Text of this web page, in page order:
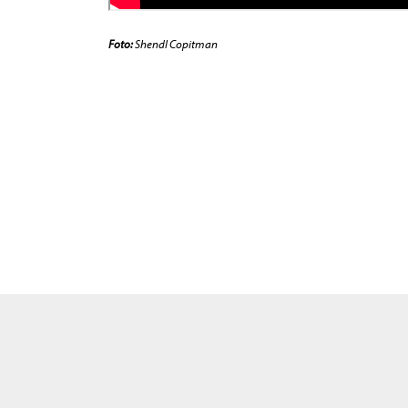
Foto:Shendl Copitman